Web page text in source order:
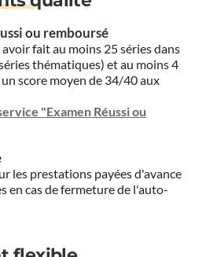
ou remboursé
fait au moins 25 séries dans
thématiques) et au moins 4
score moyen de 34/40 aux
"Examen Réussi ou
les prestations payées d'avance
en cas de fermeture de l'auto-